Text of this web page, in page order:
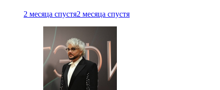
2 месяца спустя2 месяца спустя